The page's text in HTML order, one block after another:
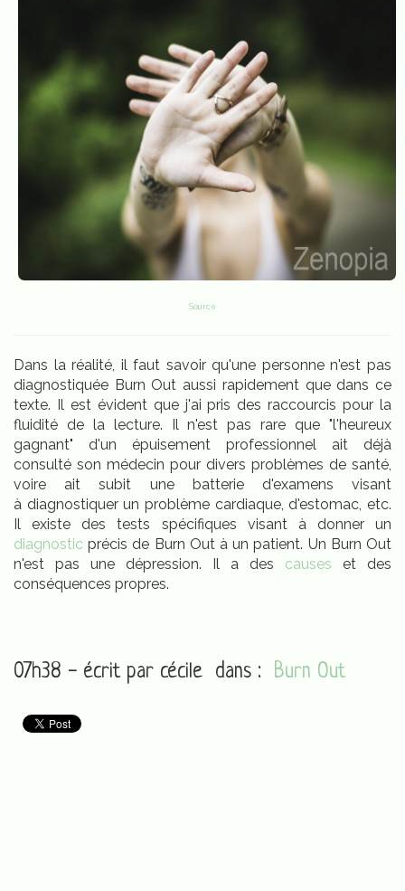
Source
Dans la réalité, il faut savoir qu'une personne n'est pas
diagnostiquée Burn Out aussi rapidement que dans ce
texte. Il est évident que j'ai pris des raccourcis pour la
fluidité de la lecture. Il n'est pas rare que "l'heureux
gagnant" d'un épuisement professionnel ait déjà
consulté son médecin pour divers problèmes de santé,
voire ait subit une batterie d'examens visant
à diagnostiquer un problème cardiaque, d'estomac, etc.
Il existe des tests spécifiques visant à donner un
diagnostic précis de Burn Out à un patient. Un Burn Out
n'est pas une dépression. Il a des causes et des
conséquences propres.
07h38 - écrit par cécile dans : Burn Out